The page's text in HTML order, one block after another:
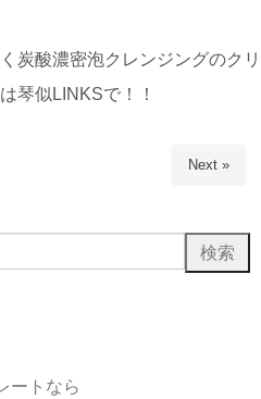
炭酸濃密泡クレンジングのクリ
琴似LINKSで！！
Next »
ートなら